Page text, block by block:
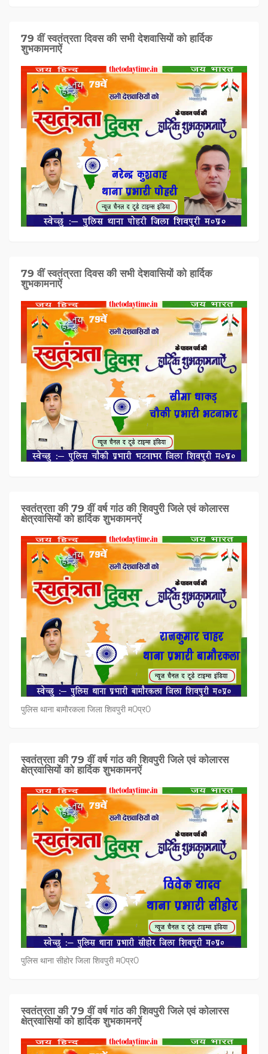
79 वीं स्वतंत्रता दिवस की सभी देशवासियों को हार्दिक
शुभकामनाऐं
79 वीं स्वतंत्रता दिवस की सभी देशवासियों को हार्दिक
शुभकामनाऐं
स्वतंत्रता की 79 वीं वर्ष गांठ की शिवपुरी जिले एवं कोलारस
क्षेत्रवासियों को हार्दिक शुभकामनऐं
पुलिस थाना बामौरकला जिला शिवपुरी म0प्र0
स्वतंत्रता की 79 वीं वर्ष गांठ की शिवपुरी जिले एवं कोलारस
क्षेत्रवासियों को हार्दिक शुभकामनऐं
पुलिस थाना सीहोर जिला शिवपुरी म0प्र0
स्वतंत्रता की 79 वीं वर्ष गांठ की शिवपुरी जिले एवं कोलारस
क्षेत्रवासियों को हार्दिक शुभकामनऐं